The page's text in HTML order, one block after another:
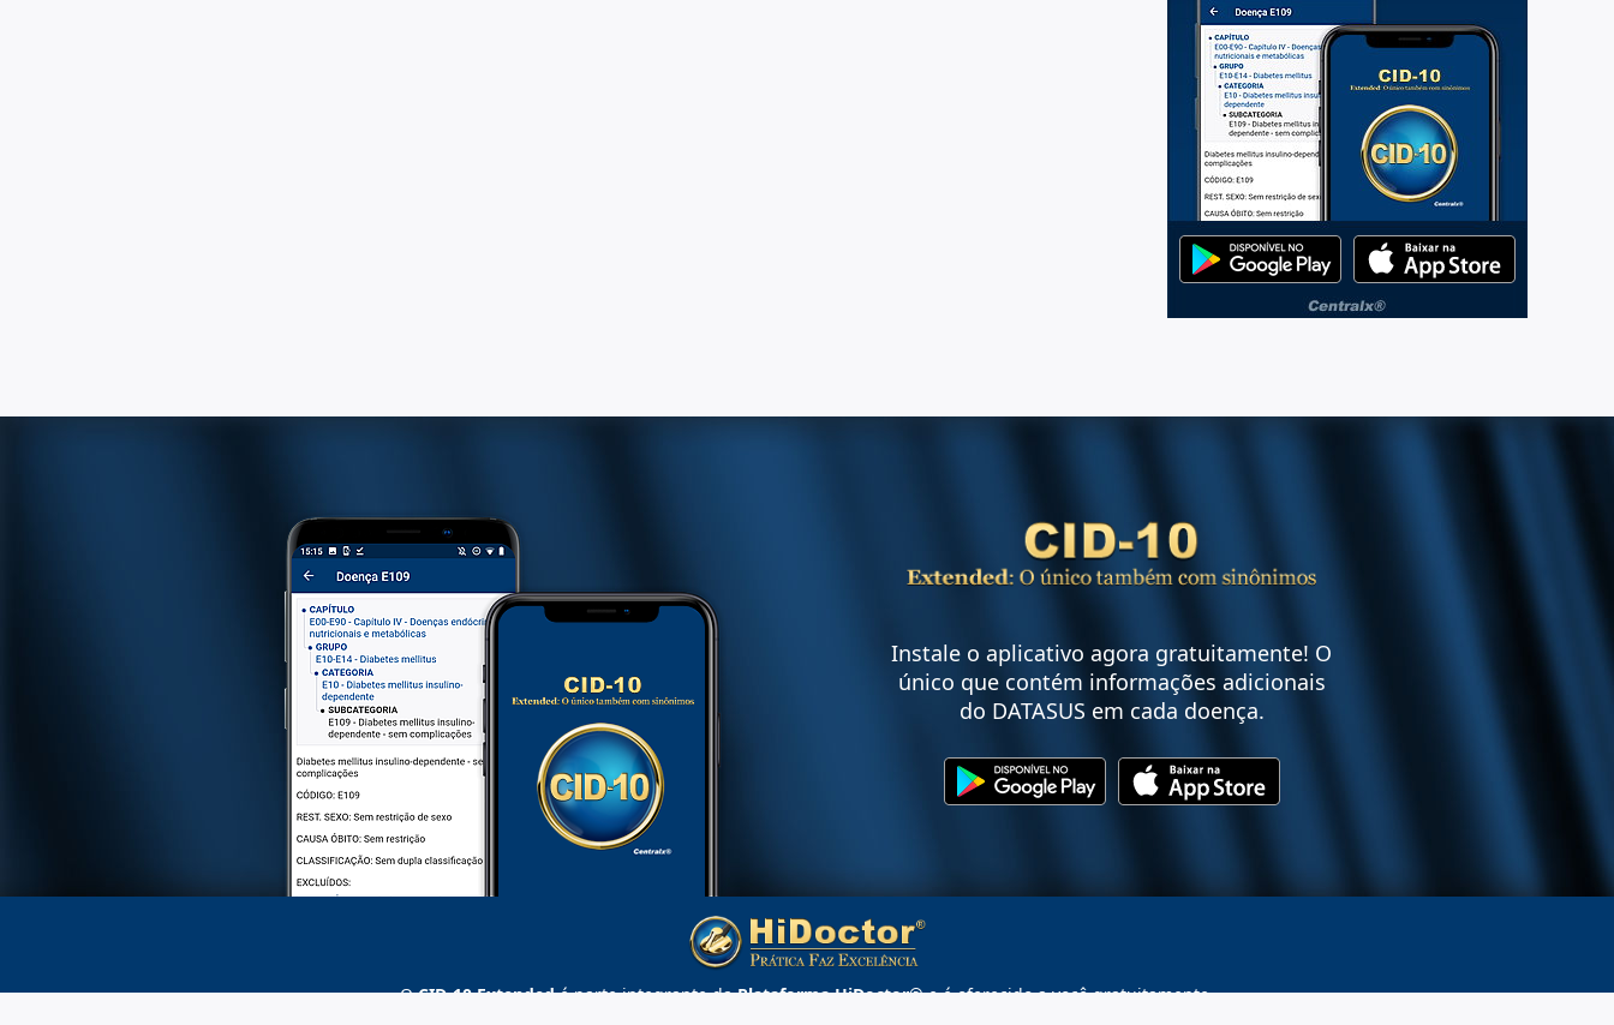
Instale o aplicativo agora gratuitamente! O
único que contém informações adicionais
do DATASUS em cada doença.
OCID-10 Extendedé parte integrante daPlataforma HiDoctor®e é oferecido a você gratuitamente.